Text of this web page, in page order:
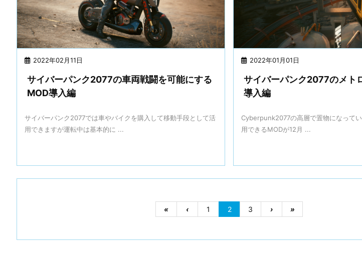
2022年02月11日
サイバーパンク2077の車両戦闘を可能にする
MOD導入編
サイバーパンク2077では車やバイクを購入して移動手段として活
用できますが運転中は基本的に ...
2022年01月01日
サイバーパンク2077のメト
導入編
Cyberpunk2077の高層で置物になって
用できるMODが12月 ...
« ‹ 1 2 3 › »